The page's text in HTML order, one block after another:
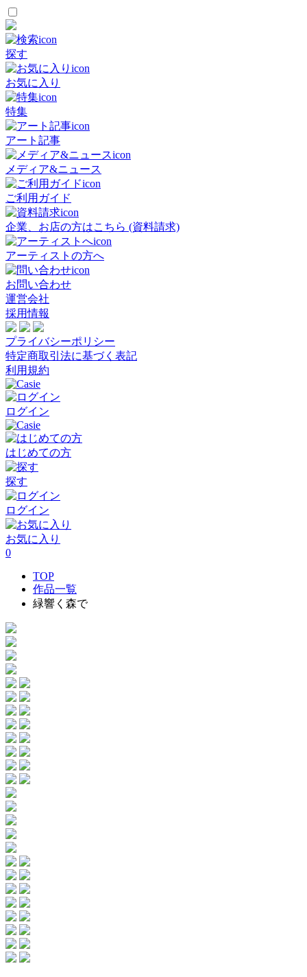
探す
お気に入り
特集
アート記事
メディア&ニュース
ご利用ガイド
企業、お店の方はこちら (資料請求)
アーティストの方へ
お問い合わせ
運営会社
採用情報
プライバシーポリシー
特定商取引法に基づく表記
利用規約
ログイン
はじめての方
探す
ログイン
お気に入り
0
TOP
作品一覧
緑響く森で